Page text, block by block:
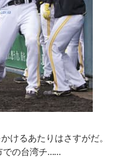
けるあたりはさすがだ。
での台湾チ……